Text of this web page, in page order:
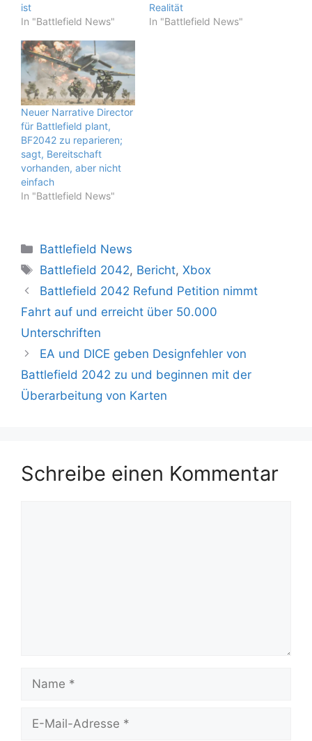
ist
In "Battlefield News"
Realität
In "Battlefield News"
Neuer Narrative Director
für Battlefield plant,
BF2042 zu reparieren;
sagt, Bereitschaft
vorhanden, aber nicht
einfach
In "Battlefield News"
Kategorien
Battlefield News
Schlagwörter
Battlefield 2042, Bericht,Xbox
Battlefield 2042 Refund Petition nimmt
Fahrt auf und erreicht über 50.000
Unterschriften
EA und DICE geben Designfehler von
Battlefield 2042 zu und beginnen mit der
Überarbeitung von Karten
Schreibe einen Kommentar
Name